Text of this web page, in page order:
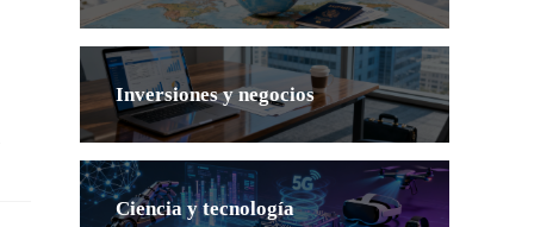
Inversiones y negocios
Ciencia y tecnología